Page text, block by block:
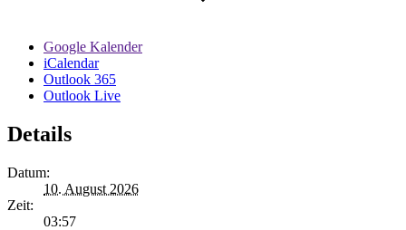
Google Kalender
iCalendar
Outlook 365
Outlook Live
Details
Datum:
10. August 2026
Zeit:
03:57